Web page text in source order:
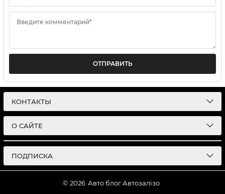
Введите комментарий*
ОТПРАВИТЬ
КОНТАКТЫ
О САЙТЕ
ПОДПИСКА
© 2026 Авто блог Автозалізо